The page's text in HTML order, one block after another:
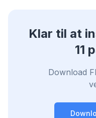
Klar til at
11
Download